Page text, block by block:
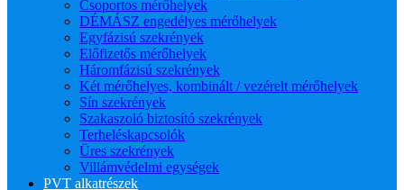
Csoportos mérőhelyek
DÉMÁSZ engedélyes mérőhelyek
Egyfázisú szekrények
Előfizetős mérőhelyek
Háromfázisú szekrények
Két mérőhelyes, kombinált / vezérelt mérőhelyek
Sín szekrények
Szakaszoló biztosító szekrények
Terheléskapcsolók
Üres szekrények
Villámvédelmi egységek
PVT alkatrészek